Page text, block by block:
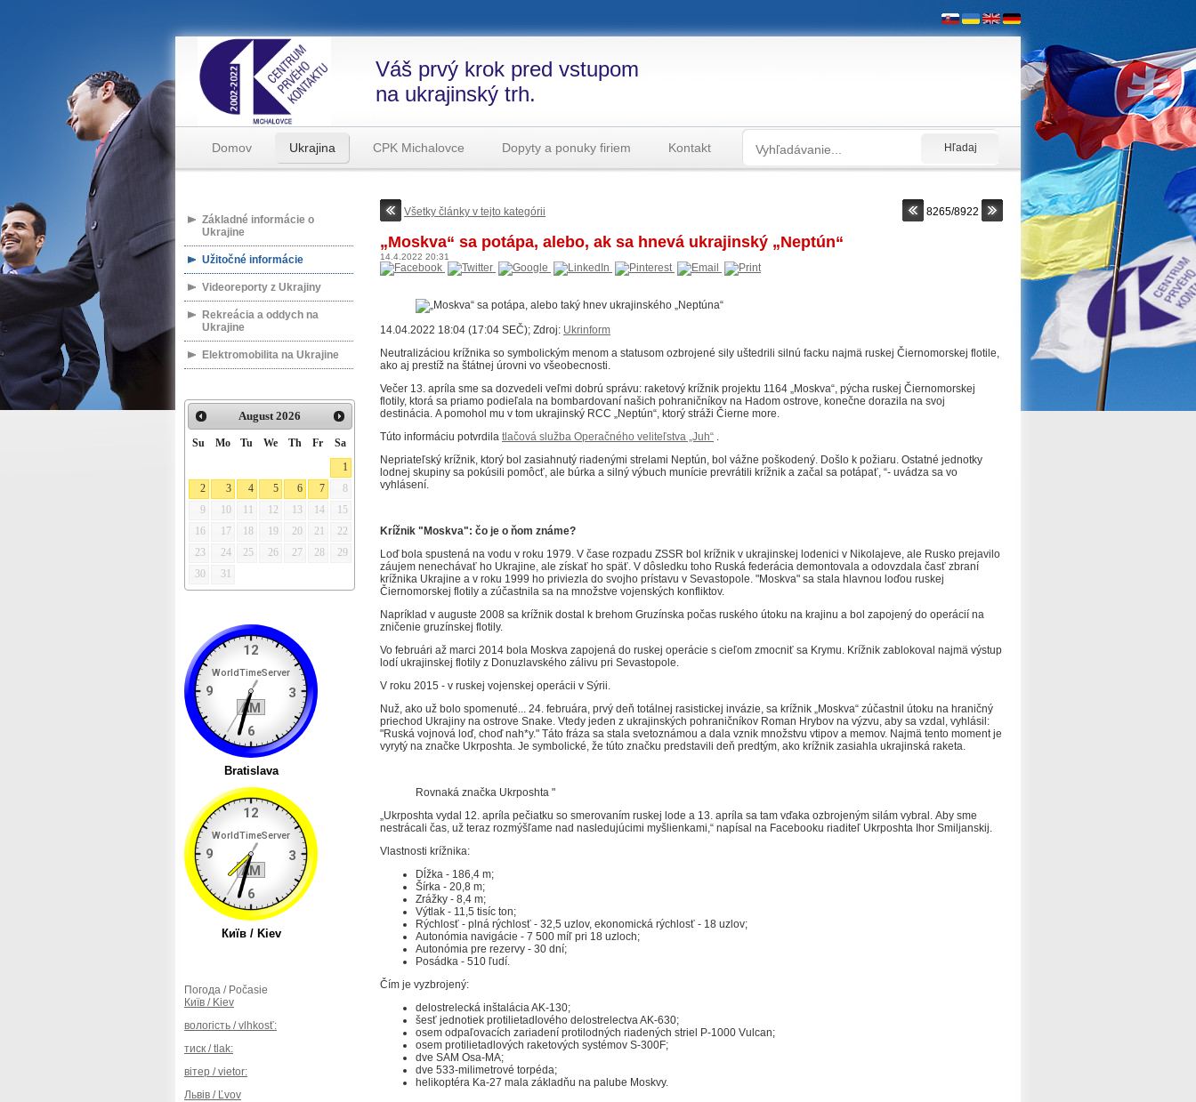
Váš prvý krok pred vstupom
na ukrajinský trh.
Domov Ukrajina CPK Michalovce Dopyty a ponuky firiem Kontakt
Základné informácie o
Ukrajine
Užitočné informácie
Videoreporty z Ukrajiny
Rekreácia a oddych na
Ukrajine
Elektromobilita na Ukrajine
August 2026
Su Mo Tu We Th Fr
Sa
1
2
3 4 5 6 7
8
9
10 11 12 13 14
15
16
17 18 19 20 21
22
23
24 25 26 27 28
29
30
31
Погода / Počasie
Київ / Kiev
вологість / vlhkosť:
тиск / tlak:
вітер / vietor:
Львів / Ľvov
Všetky články v tejto kategórii 8265/8922
„Moskva“ sa potápa, alebo, ak sa hnevá ukrajinský „Neptún“
14.4.2022 20:31
14.04.2022 18:04 (17:04 SEČ); Zdroj: Ukrinform
Neutralizáciou krížnika so symbolickým menom a statusom ozbrojené sily uštedrili silnú facku najmä ruskej Čiernomorskej flotile,
ako aj prestíž na štátnej úrovni vo všeobecnosti.
Večer 13. apríla sme sa dozvedeli veľmi dobrú správu: raketový krížnik projektu 1164 „Moskva“, pýcha ruskej Čiernomorskej
flotily, ktorá sa priamo podieľala na bombardovaní našich pohraničníkov na Hadom ostrove, konečne dorazila na svoj
destinácia. A pomohol mu v tom ukrajinský RCC „Neptún“, ktorý stráži Čierne more.
Túto informáciu potvrdila tlačová služba Operačného veliteľstva „Juh“ .
Nepriateľský krížnik, ktorý bol zasiahnutý riadenými strelami Neptún, bol vážne poškodený. Došlo k požiaru. Ostatné jednotky
lodnej skupiny sa pokúsili pomôcť, ale búrka a silný výbuch munície prevrátili krížnik a začal sa potápať, “- uvádza sa vo
vyhlásení.
Krížnik "Moskva": čo je o ňom známe?
Loď bola spustená na vodu v roku 1979. V čase rozpadu ZSSR bol krížnik v ukrajinskej lodenici v Nikolajeve, ale Rusko prejavilo
záujem nenechávať ho Ukrajine, ale získať ho späť. V dôsledku toho Ruská federácia demontovala a odovzdala časť zbraní
krížnika Ukrajine a v roku 1999 ho priviezla do svojho prístavu v Sevastopole. "Moskva" sa stala hlavnou loďou ruskej
Čiernomorskej flotily a zúčastnila sa na množstve vojenských konfliktov.
Napríklad v auguste 2008 sa krížnik dostal k brehom Gruzínska počas ruského útoku na krajinu a bol zapojený do operácií na
zničenie gruzínskej flotily.
Vo februári až marci 2014 bola Moskva zapojená do ruskej operácie s cieľom zmocniť sa Krymu. Krížnik zablokoval najmä výstup
lodí ukrajinskej flotily z Donuzlavského zálivu pri Sevastopole.
V roku 2015 - v ruskej vojenskej operácii v Sýrii.
Nuž, ako už bolo spomenuté... 24. februára, prvý deň totálnej rasistickej invázie, sa krížnik „Moskva“ zúčastnil útoku na hraničný
priechod Ukrajiny na ostrove Snake. Vtedy jeden z ukrajinských pohraničníkov Roman Hrybov na výzvu, aby sa vzdal, vyhlásil:
"Ruská vojnová loď, choď nah*y." Táto fráza sa stala svetoznámou a dala vznik množstvu vtipov a memov. Najmä tento moment je
vyrytý na značke Ukrposhta. Je symbolické, že túto značku predstavili deň predtým, ako krížnik zasiahla ukrajinská raketa.
Rovnaká značka Ukrposhta "
„Ukrposhta vydal 12. apríla pečiatku so smerovaním ruskej lode a 13. apríla sa tam vďaka ozbrojeným silám vybral. Aby sme
nestrácali čas, už teraz rozmýšľame nad nasledujúcimi myšlienkami,“ napísal na Facebooku riaditeľ Ukrposhta Ihor Smiljanskij.
Vlastnosti krížnika:
Dĺžka - 186,4 m;
Šírka - 20,8 m;
Zrážky - 8,4 m;
Výtlak - 11,5 tisíc ton;
Rýchlosť - plná rýchlosť - 32,5 uzlov, ekonomická rýchlosť - 18 uzlov;
Autonómia navigácie - 7 500 míľ pri 18 uzloch;
Autonómia pre rezervy - 30 dní;
Posádka - 510 ľudí.
Čím je vyzbrojený:
delostrelecká inštalácia AK-130;
šesť jednotiek protilietadlového delostrelectva AK-630;
osem odpaľovacích zariadení protilodných riadených striel P-1000 Vulcan;
osem protilietadlových raketových systémov S-300F;
dve SAM Osa-MA;
dve 533-milimetrové torpéda;
helikoptéra Ka-27 mala základňu na palube Moskvy.